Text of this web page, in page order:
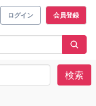
ログイン 会員登録
検索